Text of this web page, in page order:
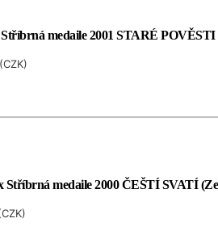
medaile 2001 STARÉ
(CZK)
Stříbrná medaile 2000 ČEŠTÍ SVATÍ
CZK)